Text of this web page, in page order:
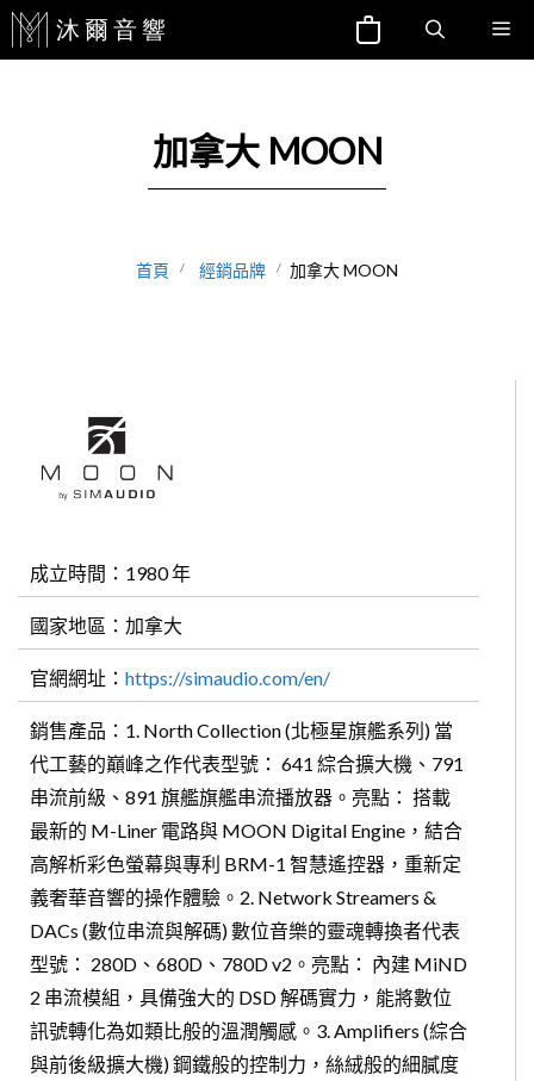
跳
至
加拿大 MOON
首頁 經銷品牌 加拿大 MOON
成立時間：1980 年
國家地區：加拿大
官網網址： https://simaudio.com/en/
銷售產品：1. North Collection (北極星旗艦系列) 當
代工藝的巔峰之作代表型號： 641 綜合擴大機、791
串流前級、891 旗艦旗艦串流播放器。亮點： 搭載
最新的 M-Liner 電路與 MOON Digital Engine，結合
高解析彩色螢幕與專利 BRM-1 智慧遙控器，重新定
義奢華音響的操作體驗。2. Network Streamers &
DACs (數位串流與解碼) 數位音樂的靈魂轉換者代表
型號： 280D、680D、780D v2。亮點： 內建 MiND
2 串流模組，具備強大的 DSD 解碼實力，能將數位
訊號轉化為如類比般的溫潤觸感。3. Amplifiers (綜合
與前後級擴大機) 鋼鐵般的控制力，絲絨般的細膩度